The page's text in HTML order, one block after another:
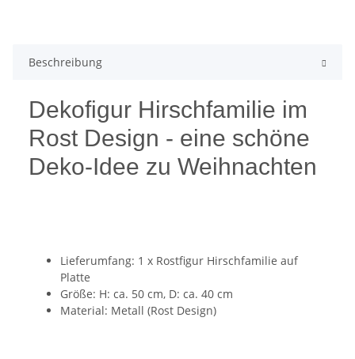
Beschreibung
Dekofigur Hirschfamilie im
Rost Design - eine schöne
Deko-Idee zu Weihnachten
Lieferumfang: 1 x Rostfigur Hirschfamilie auf
Platte
Größe: H: ca. 50 cm, D: ca. 40 cm
Material: Metall (Rost Design)